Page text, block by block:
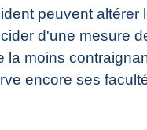
peuvent
d'une mesure
la moins
encore ses